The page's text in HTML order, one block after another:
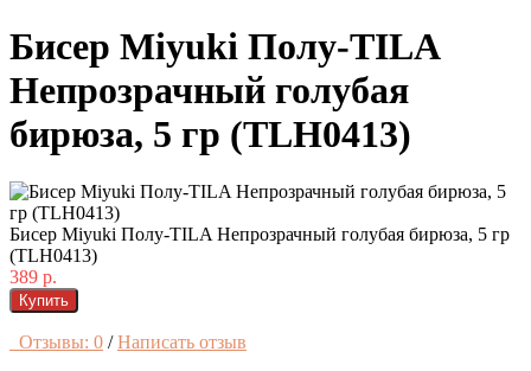
Бисер Miyuki Полу-TILA
Непрозрачный голубая
бирюза, 5 гр (TLH0413)
Бисер Miyuki Полу-TILA Непрозрачный голубая бирюза, 5 гр
(TLH0413)
389 р.
Купить
Отзывы: 0 / Написать отзыв